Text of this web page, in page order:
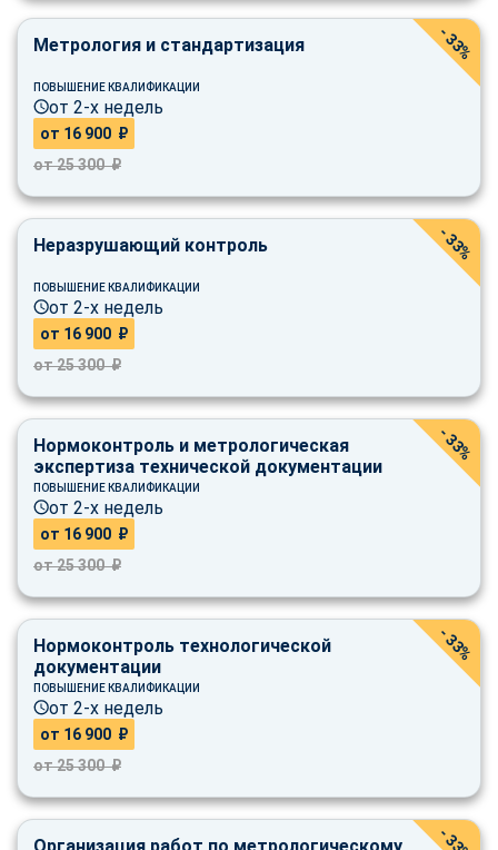
Метрология и стандартизация
ПОВЫШЕНИЕ КВАЛИФИКАЦИИ
от 2-х недель
от 16 900 ₽
от 25 300 ₽
- 33%
Неразрушающий контроль
ПОВЫШЕНИЕ КВАЛИФИКАЦИИ
от 2-х недель
от 16 900 ₽
от 25 300 ₽
- 33%
Нормоконтроль и метрологическая
экспертиза технической документации
ПОВЫШЕНИЕ КВАЛИФИКАЦИИ
от 2-х недель
от 16 900 ₽
от 25 300 ₽
- 33%
Нормоконтроль технологической
документации
ПОВЫШЕНИЕ КВАЛИФИКАЦИИ
от 2-х недель
от 16 900 ₽
от 25 300 ₽
- 33%
ChatApp
Мессенджеры
Свяжитесь с нами через любой удобный мессенджер!
Telegram WhatsApp